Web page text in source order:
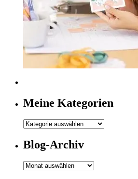
Meine Kategorien
Meine
Blog-Archiv
Blog-